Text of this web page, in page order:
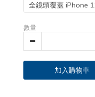
全鏡頭覆蓋 iPhone
數量
加入購物車